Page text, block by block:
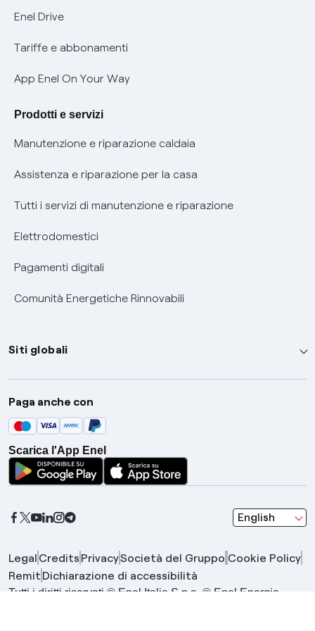
Informativa Privacy AI
Mobilità Elettrica
Phishing e truffe online
Verifica chi ti ha chiamato
Agevolazione utenti con disabilità per offerte Fibra
Informativa RAEE
Enel Drive
Tariffe e abbonamenti
App Enel On Your Way
Prodotti e servizi
Manutenzione e riparazione caldaia
Assistenza e riparazione per la casa
Tutti i servizi di manutenzione e riparazione
Elettrodomestici
Pagamenti digitali
Comunità Energetiche Rinnovabili
Siti globali
Enel Group
Enel Green Power
Global Trading
Global Procurement
Gridspertise
Paga anche con
Scarica l'App Enel
English
seleziona una
Legal Credits PrivacySocietà del Gruppo Cookie Policy
Remit Dichiarazione di accessibilità
Tutti i diritti riservati © Enel Italia S.p.a. © Enel Energia